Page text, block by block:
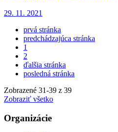
29. 11. 2021
prvá stránka
predchádzajúca stránka
1
2
ďalšia stránka
posledná stránka
Zobrazené 31-39 z 39
Zobraziť všetko
Organizácie